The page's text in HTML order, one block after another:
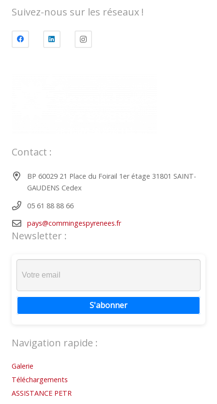
Suivez-nous sur les réseaux !
Contact :
BP 60029 21 Place du Foirail 1er étage 31801 SAINT-
GAUDENS Cedex
05 61 88 88 66
pays@commingespyrenees.fr
Newsletter :
S'abonner
Navigation rapide :
Galerie
Téléchargements
ASSISTANCE PETR